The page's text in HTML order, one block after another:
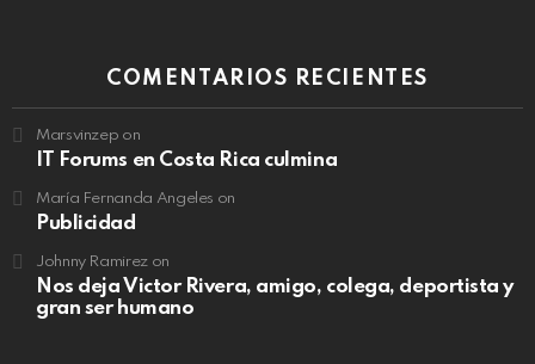
COMENTARIOS RECIENTES
Marsvinzep on
IT Forums en Costa Rica culmina
María Fernanda Angeles on
Publicidad
Johnny Ramirezon
Nos deja Victor Rivera, amigo, colega, deportista y
gran ser humano